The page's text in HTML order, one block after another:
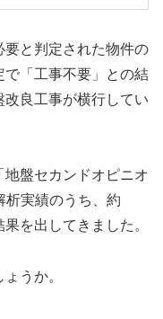
と判定された物件の
「工事不要」との結
良工事が横行してい
盤セカンドオピニオ
析実績のうち、約
を出してきました。
うか。